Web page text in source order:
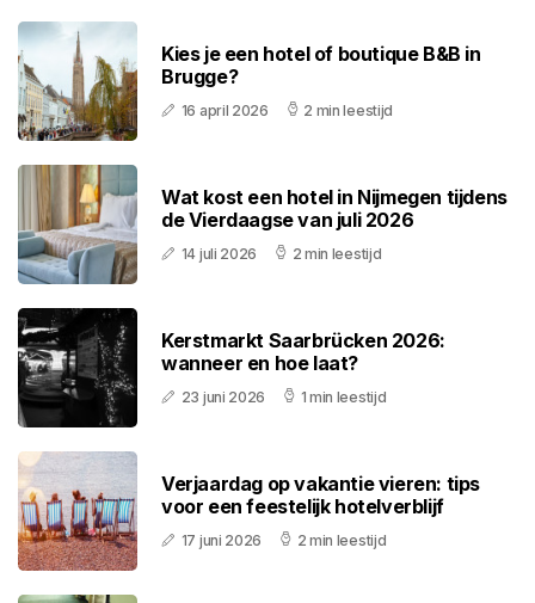
Kies je een hotel of boutique B&B in
Brugge?
16 april 2026 2 min leestijd
Wat kost een hotel in Nijmegen tijdens
de Vierdaagse van juli 2026
14 juli 2026 2 min leestijd
Kerstmarkt Saarbrücken 2026:
wanneer en hoe laat?
23 juni 2026 1 min leestijd
Verjaardag op vakantie vieren: tips
voor een feestelijk hotelverblijf
17 juni 2026 2 min leestijd